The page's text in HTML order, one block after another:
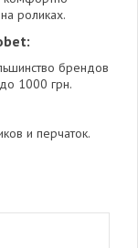
роликах.
брендов
1000 грн.
и перчаток.